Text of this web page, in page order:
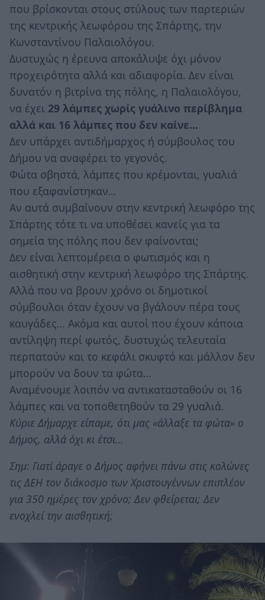
που βρίσκονται στους στύλους των παρτεριών
της κεντρικής λεωφόρου της Σπάρτης, την
Κωνσταντίνου Παλαιολόγου.
Δυστυχώς η έρευνα αποκάλυψε όχι μόνον
προχειρότητα αλλά και αδιαφορία. Δεν είναι
δυνατόν η βιτρίνα της πόλης, η Παλαιολόγου,
να έχει 29 λάμπες χωρίς γυάλινο περίβλημα
αλλά και 16 λάμπες που δεν καίνε…
Δεν υπάρχει αντιδήμαρχος ή σύμβουλος του
Δήμου να αναφέρει το γεγονός.
Φώτα σβηστά, λάμπες που κρέμονται, γυαλιά
που εξαφανίστηκαν…
Αν αυτά συμβαίνουν στην κεντρική λεωφόρο της
Σπάρτης τότε τι να υποθέσει κανείς για τα
σημεία της πόλης που δεν φαίνονται;
Δεν είναι λεπτομέρεια ο φωτισμός και η
αισθητική στην κεντρική λεωφόρο της Σπάρτης.
Αλλά που να βρουν χρόνο οι δημοτικοί
σύμβουλοι όταν έχουν να βγάλουν πέρα τους
καυγάδες… Ακόμα και αυτοί που έχουν κάποια
αντίληψη περί φωτός, δυστυχώς τελευταία
περπατούν και το κεφάλι σκυφτό και μάλλον δεν
μπορούν να δουν τα φώτα…
Αναμένουμε λοιπόν να αντικατασταθούν οι 16
λάμπες και να τοποθετηθούν τα 29 γυαλιά.
Κύριε Δήμαρχε είπαμε, ότι μας «άλλαξε τα φώτα» ο
Δήμος, αλλά όχι κι έτσι…
Σημ: Γιατί άραγε ο Δήμος αφήνει πάνω στις κολώνες
τις ΔΕΗ τον διάκοσμο των Χριστουγέννων επιπλέον
για 350 ημέρες τον χρόνο; Δεν φθείρεται; Δεν
ενοχλεί την αισθητική;